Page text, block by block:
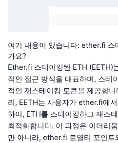
여기 내용이 있습니다: ether.fi 스
가요?
Ether.fi 스테이킹된 ETH (EETH)
적인 접근 방식을 대표하며, 스테
적인 재스테이킹 토큰을 제공합
리, EETH는 사용자가 ether.fi에
하여, ETH를 스테이킹하고 재스
최적화합니다. 이 과정은 이더리
만 아니라, ether.fi 로열티 포인